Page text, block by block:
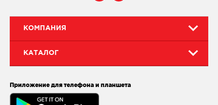
КОМПАНИЯ
КАТАЛОГ
Приложение для телефона и планшета